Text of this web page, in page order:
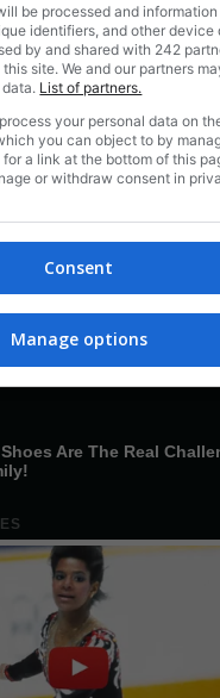
be processed and
identifiers, and other device
by and shared with 242
site. We and our partners
List of partners.
your personal data on
you can object to by
a link at the bottom of this
or withdraw consent in
Consent
Manage options